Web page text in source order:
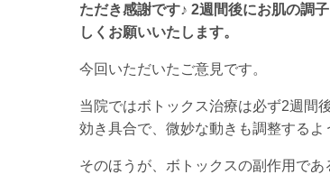
ただき感謝です♪ 2週間後にお肌の調
しくお願いいたします。
今回いただいたご意見です。
当院ではボトックス治療は必ず2週間
効き具合で、微妙な動きも調整する
そのほうが、ボトックスの副作用であ